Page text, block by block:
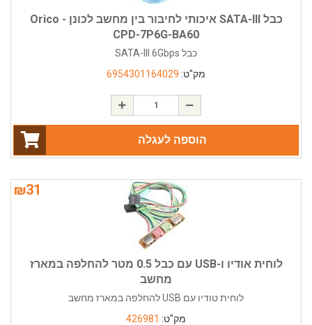
כבל SATA-III איכותי לחיבור בין מחשב לכונן - Orico
CPD-7P6G-BA60
כבל SATA-III 6Gbps
מק"ט: 6954301164029
הוספה לעגלה
₪31
לוחית אודיו ו-USB עם כבל 0.5 מטר להחלפה במארז
מחשב
לוחית טודיו עם USB להחלפה במארז מחשב
מק"ט: 426981